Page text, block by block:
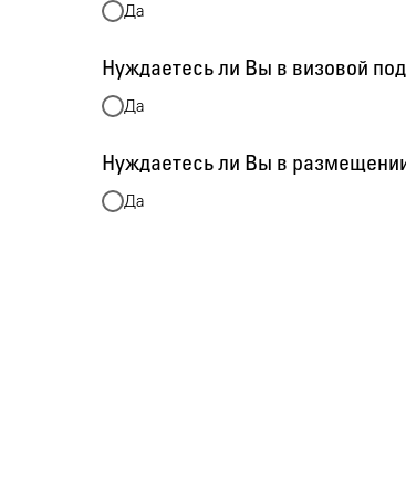
Да
Нуждаетесь ли Вы в визовой
Да
Нуждаетесь ли Вы в
Да